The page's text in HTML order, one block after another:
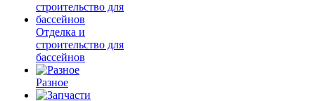
Отделка и
строительство для
бассейнов
Разное